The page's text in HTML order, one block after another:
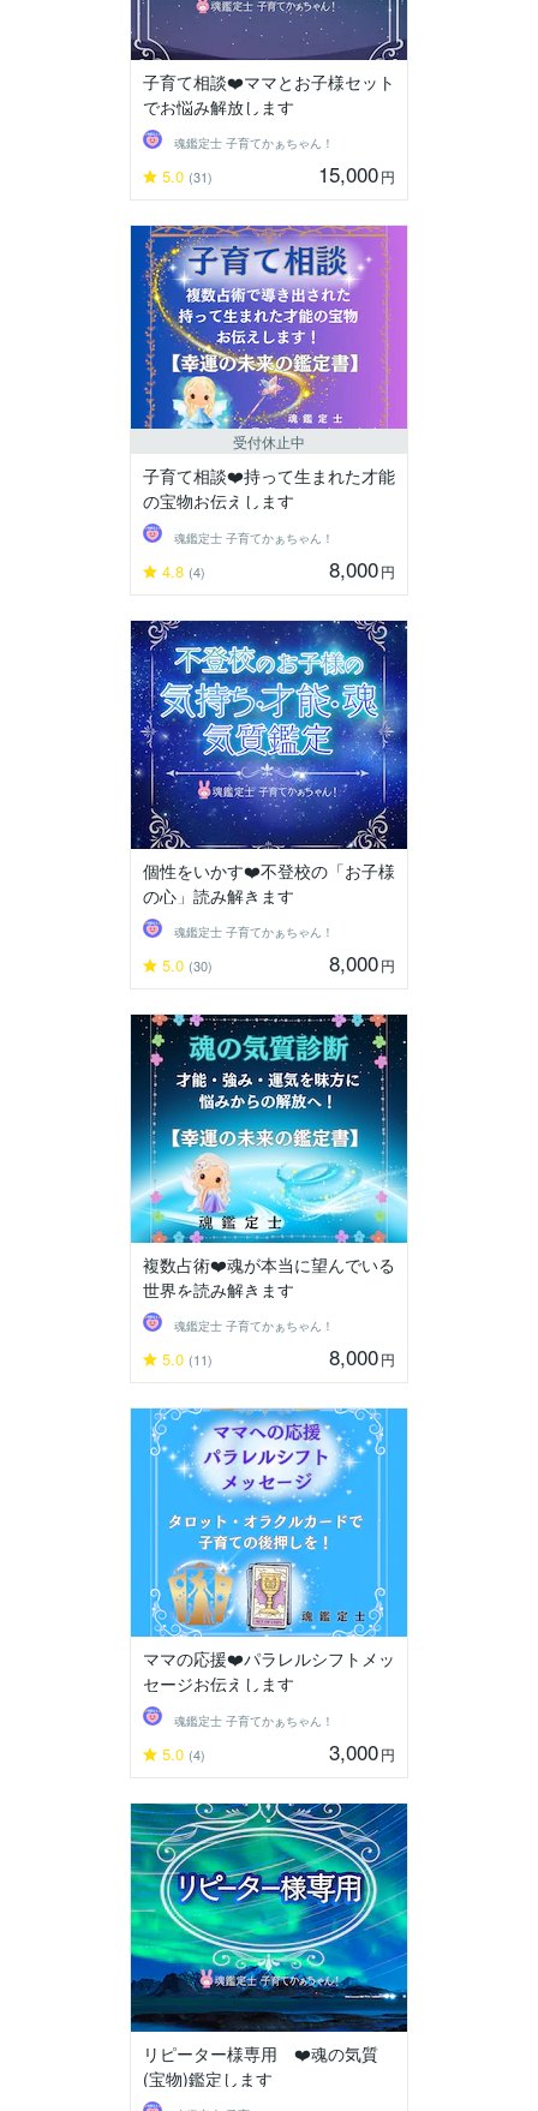
子育て相談❤️ママとお子様セット
でお悩み解放します
魂鑑定士 子育てかぁちゃん！
5.0 (31) 15,000円
受付休止中
子育て相談❤️持って生まれた才能
の宝物お伝えします
魂鑑定士 子育てかぁちゃん！
4.8 (4) 8,000円
個性をいかす❤️不登校の「お子様
の心」読み解きます
魂鑑定士 子育てかぁちゃん！
5.0 (30) 8,000円
複数占術❤️魂が本当に望んでいる
世界を読み解きます
魂鑑定士 子育てかぁちゃん！
5.0 (11) 8,000円
ママの応援❤️パラレルシフトメッ
セージお伝えします
魂鑑定士 子育てかぁちゃん！
5.0 (4) 3,000円
リピーター様専用 ❤️魂の気質
(宝物)鑑定します